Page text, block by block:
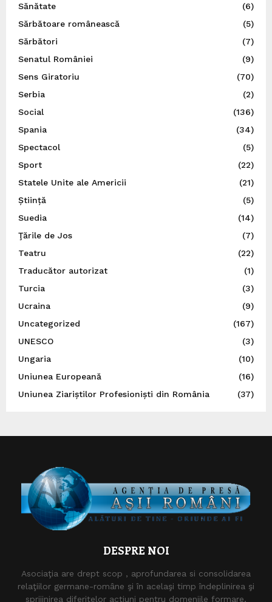
Sănătate
(6)
Sărbătoare românească
(5)
Sărbători
(7)
Senatul României
(9)
Sens Giratoriu
(70)
Serbia
(2)
Social
(136)
Spania
(34)
Spectacol
(5)
Sport
(22)
Statele Unite ale Americii
(21)
Știință
(5)
Suedia
(14)
Ţările de Jos
(7)
Teatru
(22)
Traducător autorizat
(1)
Turcia
(3)
Ucraina
(9)
Uncategorized
(167)
UNESCO
(3)
Ungaria
(10)
Uniunea Europeană
(16)
Uniunea Ziariștilor Profesioniști din România
(37)
DESPRE NOI
Asociaţia are drept scop , aprofundarea si consolidarea
relaţiilor germane-române şi în acelaşi timp îndeplinirea şi
sprijinirea diferitelor acţiuni pentru domeniile formare,